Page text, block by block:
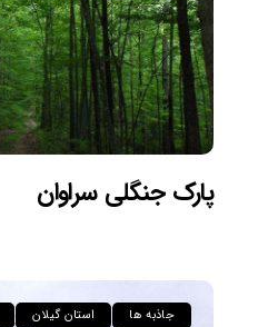
پارک جنگلی سراوان
جاذبه ها استان گیلان